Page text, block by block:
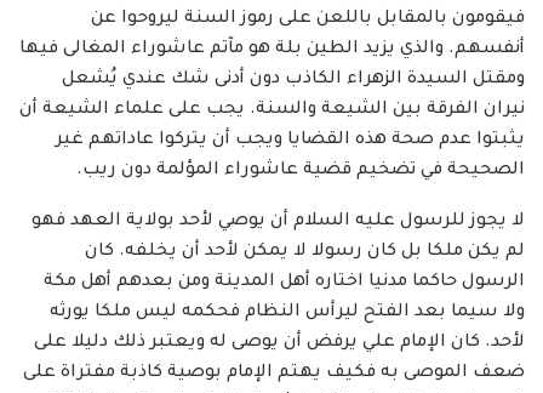
فيقومون بالمقابل باللعن على رموز السنة ليروحوا عن
أنفسهم. والذي يزيد الطين بلة هو مآتم عاشوراء المغالى فيها
ومقتل السيدة الزهراء الكاذب دون أدنى شك عندي يُشعل
نيران الفرقة بين الشيعة والسنة. يجب على علماء الشيعة أن
يثبتوا عدم صحة هذه القضايا ويجب أن يتركوا عاداتهم غير
الصحيحة في تضخيم قضية عاشوراء المؤلمة دون ريب.
لا يجوز للرسول عليه السلام أن يوصي لأحد بولاية العهد فهو
لم يكن ملكا بل كان رسولا لا يمكن لأحد أن يخلفه. كان
الرسول حاكما مدنيا اختاره أهل المدينة ومن بعدهم أهل مكة
ولا سيما بعد الفتح ليرأس النظام فحكمه ليس ملكا يورثه
لأحد. كان الإمام علي يرفض أن يوصى له ويعتبر ذلك دليلا على
ضعف الموصى به فكيف يهتم الإمام بوصية كاذبة مفتراة على